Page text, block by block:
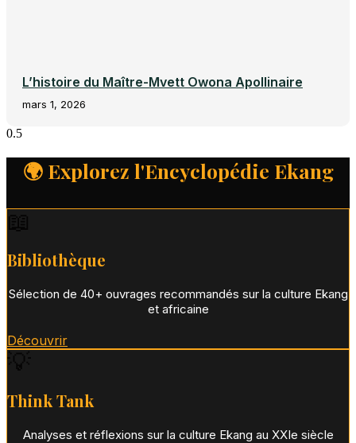
L’histoire du Maître-Mvett Owona Apollinaire
mars 1, 2026
🌍 Explorez l'Encyclopédie Ekang
Bibliothèque
Sélection de 40+ ouvrages recommandés sur la culture Ekang
et africaine
Découvrir
Think Tank
Analyses et réflexions sur la culture Ekang au XXIe siècle